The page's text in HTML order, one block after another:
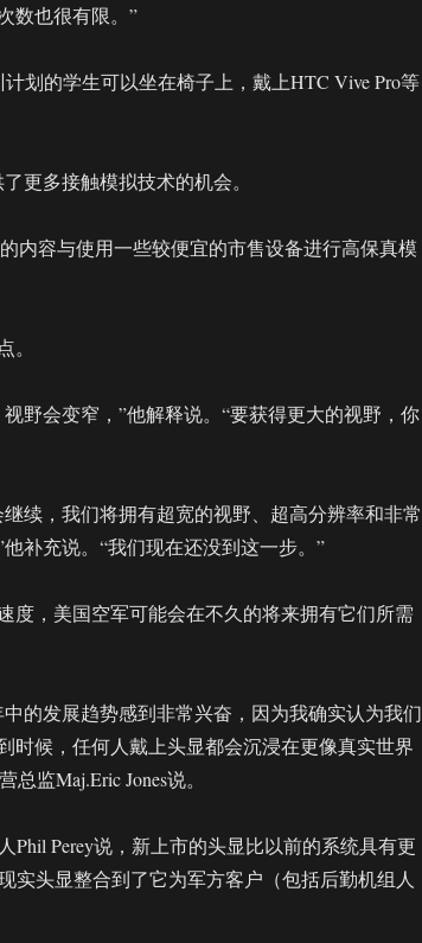
数也很有限。”
计划的学生可以坐在椅子上，戴上HTC Vive Pro等
更多接触模拟技术的机会。
内容与使用一些较便宜的市售设备进行高保真模
野会变窄，”他解释说。“要获得更大的视野，你
续，我们将拥有超宽的视野、超高分辨率和非常
补充说。“我们现在还没到这一步。”
度，美国空军可能会在不久的将来拥有它们所需
的发展趋势感到非常兴奋，因为我确实认为我们
时候，任何人戴上头显都会沉浸在更像真实世界
监Maj.Eric Jones说。
Phil Perey说，新上市的头显比以前的系统具有更
实头显整合到了它为军方客户（包括后勤机组人